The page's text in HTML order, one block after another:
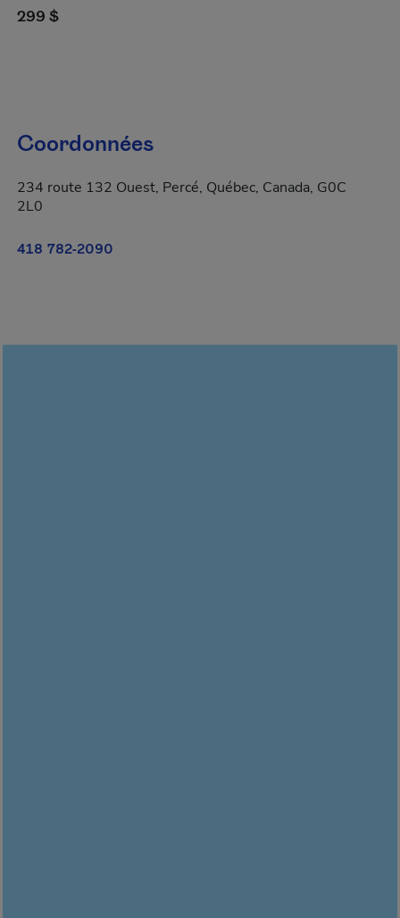
299 $
Coordonnées
234 route 132 Ouest, Percé, Québec, Canada, G0C
2L0
418 782-2090